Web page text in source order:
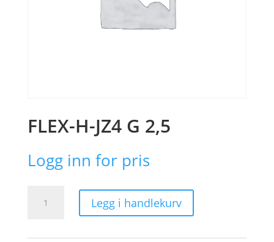
FLEX-H-JZ4 G 2,5
Logg inn for pris
Legg i handlekurv